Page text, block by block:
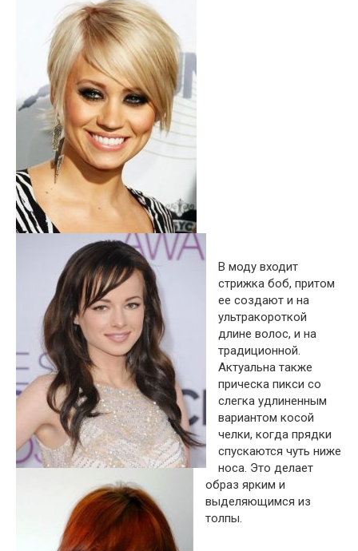
В моду входит
стрижка боб, притом
ее создают и на
ультракороткой
длине волос, и на
традиционной.
Актуальна также
прическа пикси со
слегка удлиненным
вариантом косой
челки, когда прядки
спускаются чуть ниже
носа. Это делает
образ ярким и
выделяющимся из
толпы.